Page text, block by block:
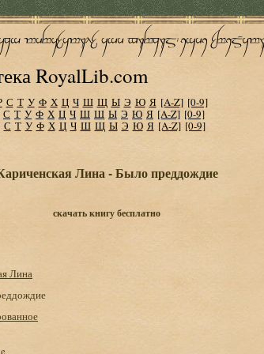
RoyalLib.com
С Т У Ф Х Ц Ч Ш Щ Ы Э Ю Я [A-Z] [0-9]
С Т У Ф Х Ц Ч Ш Щ Ы Э Ю Я [A-Z] [0-9]
С Т У Ф Х Ц Ч Ш Щ Ы Э Ю Я [A-Z] [0-9]
Лина - Было преддождие
скачать книгу бесплатно
Лина